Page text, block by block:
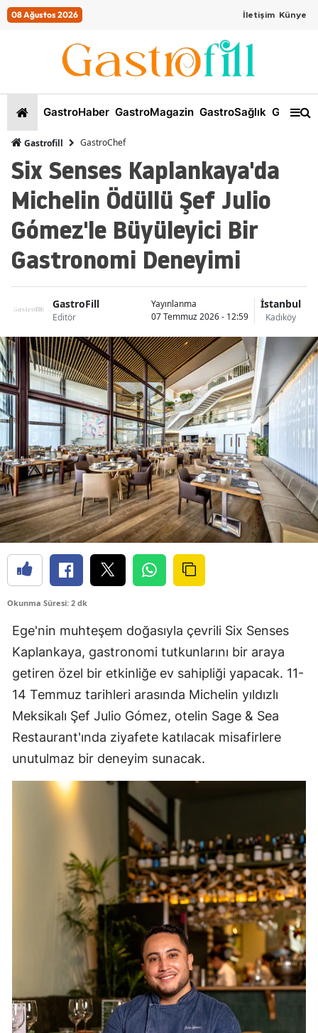
08 Ağustos 2026 İletişim Künye
GastroHaber GastroMagazin GastroSağlık
Gastrofill GastroChef
Six Senses Kaplankaya'da
Michelin Ödüllü Şef Julio
Gómez'le Büyüleyici Bir
Gastronomi Deneyimi
GastroFill
Editör
Yayınlanma
07 Temmuz 2026 - 12:59
İstanbul
Kadıköy
Okunma Süresi: 2 dk
Ege'nin muhteşem doğasıyla çevrili Six Senses
Kaplankaya, gastronomi tutkunlarını bir araya
getiren özel bir etkinliğe ev sahipliği yapacak. 11-
14 Temmuz tarihleri arasında Michelin yıldızlı
Meksikalı Şef Julio Gómez, otelin Sage & Sea
Restaurant'ında ziyafete katılacak misafirlere
unutulmaz bir deneyim sunacak.